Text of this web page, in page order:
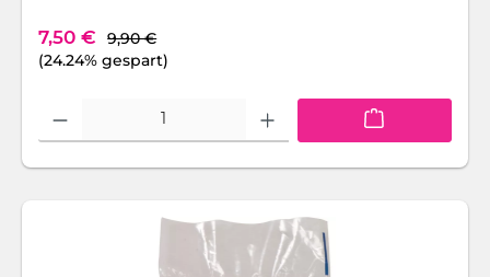
Verkaufspreis:
7,50 € Regulärer Preis:
9,90 €
(24.24% gespart)
Produkt Anzahl: Gib den gewünschten Wert ein oder benutze die